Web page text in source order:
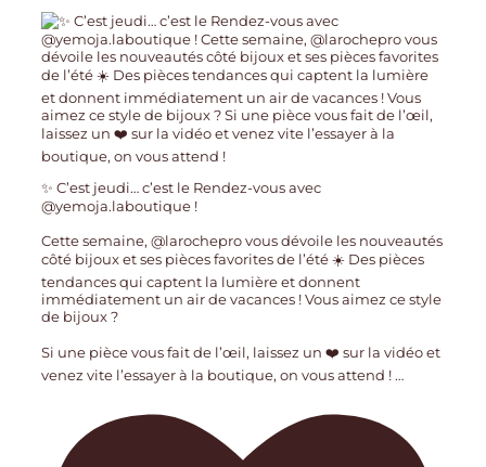
✨ C’est jeudi… c’est le Rendez-vous avec
@yemoja.laboutique !
Cette semaine, @larochepro vous dévoile les nouveautés
côté bijoux et ses pièces favorites de l’été ☀️ Des pièces
tendances qui captent la lumière et donnent
immédiatement un air de vacances ! Vous aimez ce style
de bijoux ?
Si une pièce vous fait de l’œil, laissez un ❤️ sur la vidéo et
venez vite l’essayer à la boutique, on vous attend !…